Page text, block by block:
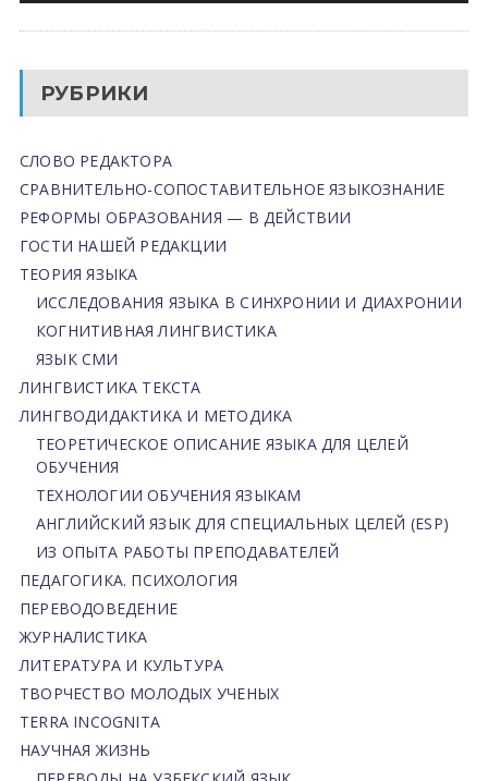
РУБРИКИ
СЛОВО РЕДАКТОРА
СРАВНИТЕЛЬНО-СОПОСТАВИТЕЛЬНОЕ ЯЗЫКОЗНАНИЕ
РЕФОРМЫ ОБРАЗОВАНИЯ — В ДЕЙСТВИИ
ГОСТИ НАШЕЙ РЕДАКЦИИ
ТЕОРИЯ ЯЗЫКА
ИССЛЕДОВАНИЯ ЯЗЫКА В СИНХРОНИИ И ДИАХРОНИИ
КОГНИТИВНАЯ ЛИНГВИСТИКА
ЯЗЫК СМИ
ЛИНГВИСТИКА ТЕКСТА
ЛИНГВОДИДАКТИКА И МЕТОДИКА
ТЕОРЕТИЧЕСКОЕ ОПИСАНИЕ ЯЗЫКА ДЛЯ ЦЕЛЕЙ
ОБУЧЕНИЯ
ТЕХНОЛОГИИ ОБУЧЕНИЯ ЯЗЫКАМ
АНГЛИЙСКИЙ ЯЗЫК ДЛЯ СПЕЦИАЛЬНЫХ ЦЕЛЕЙ (ESP)
ИЗ ОПЫТА РАБОТЫ ПРЕПОДАВАТЕЛЕЙ
ПЕДАГОГИКА. ПСИХОЛОГИЯ
ПЕРЕВОДОВЕДЕНИЕ
ЖУРНАЛИСТИКА
ЛИТЕРАТУРА И КУЛЬТУРА
ТВОРЧЕСТВО МОЛОДЫХ УЧЕНЫХ
TERRA INCOGNITA
НАУЧНАЯ ЖИЗНЬ